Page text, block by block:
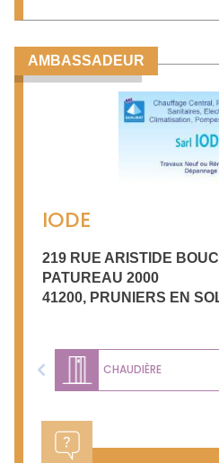
AMBASSADEUR
IODE
219 RUE ARISTIDE
PATUREAU 2000
41200, PRUNIERS EN
CHAUDIÈRE
Previous